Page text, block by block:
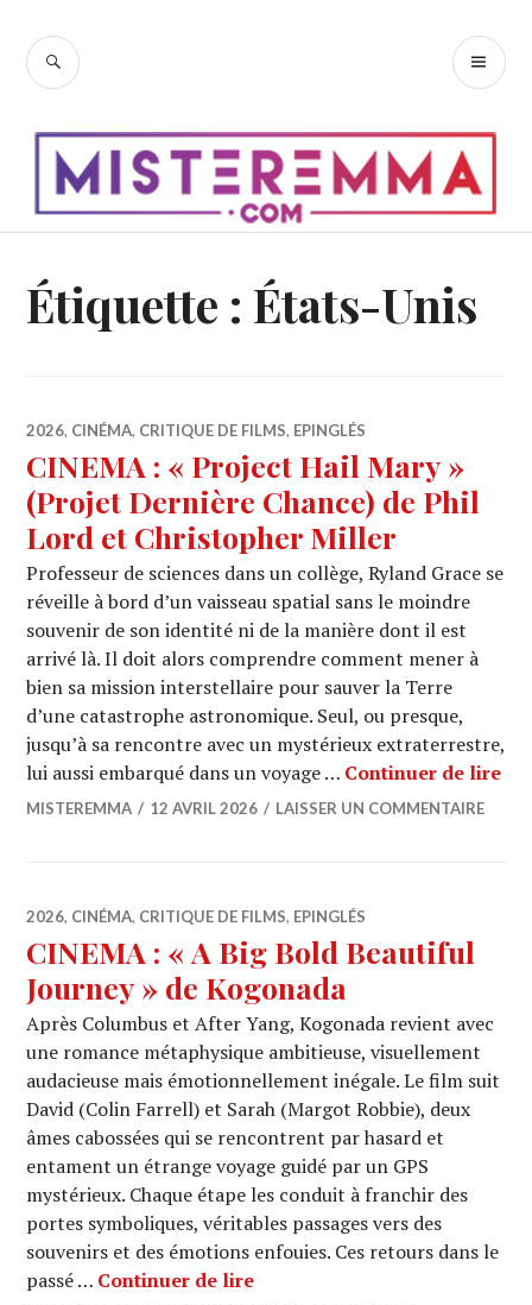
contenu
RECHERCHE
Étiquette : États-Unis
2026, CINÉMA, CRITIQUE DE FILMS, EPINGLÉS
CINEMA : « Project Hail Mary »
(Projet Dernière Chance) de Phil
Lord et Christopher Miller
Professeur de sciences dans un collège, Ryland Grace se
réveille à bord d’un vaisseau spatial sans le moindre
souvenir de son identité ni de la manière dont il est
arrivé là. Il doit alors comprendre comment mener à
bien sa mission interstellaire pour sauver la Terre
d’une catastrophe astronomique. Seul, ou presque,
jusqu’à sa rencontre avec un mystérieux extraterrestre,
lui aussi embarqué dans un voyage … Continuer de lire
MISTEREMMA 12 AVRIL 2026 LAISSER UN COMMENTAIRE
2026, CINÉMA, CRITIQUE DE FILMS, EPINGLÉS
CINEMA : « A Big Bold Beautiful
Journey » de Kogonada
Après Columbus et After Yang, Kogonada revient avec
une romance métaphysique ambitieuse, visuellement
audacieuse mais émotionnellement inégale. Le film suit
David (Colin Farrell) et Sarah (Margot Robbie), deux
âmes cabossées qui se rencontrent par hasard et
entament un étrange voyage guidé par un GPS
mystérieux. Chaque étape les conduit à franchir des
portes symboliques, véritables passages vers des
souvenirs et des émotions enfouies. Ces retours dans le
passé … Continuer de lireCINEMA : « A Big Bold